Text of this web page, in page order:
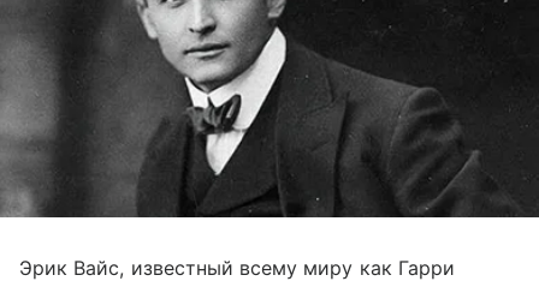
Эрик Вайс, известный всему миру как Гарри